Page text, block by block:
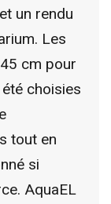
un rendu
Les
cm pour
choisies
tout en
si
AquaEL